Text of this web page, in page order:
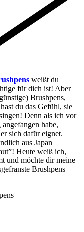
weißt du
für dich ist! Aber
Brushpens,
du das Gefühl, sie
Denn als ich vor
habe,
sich dafür eignet.
aus Japan
Heute weiß ich,
und möchte dir meine
Brushpens